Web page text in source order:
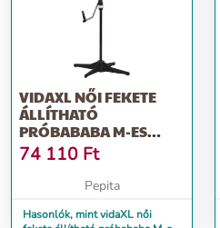
VIDAXL NŐI FEKETE
ÁLLÍTHATÓ
PRÓBABABA M-ES
MÉRET 40-46
74 110 Ft
Pepita
Hasonlók, mint vidaXL női